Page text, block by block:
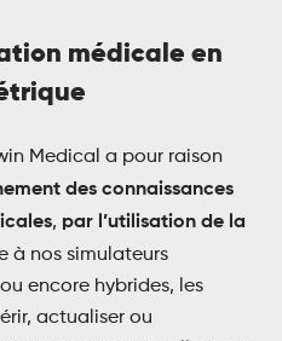
médicale en
Medical a pour raison
des connaissances
, par l’utilisation de la
à nos simulateurs
encore hybrides, les
actualiser ou